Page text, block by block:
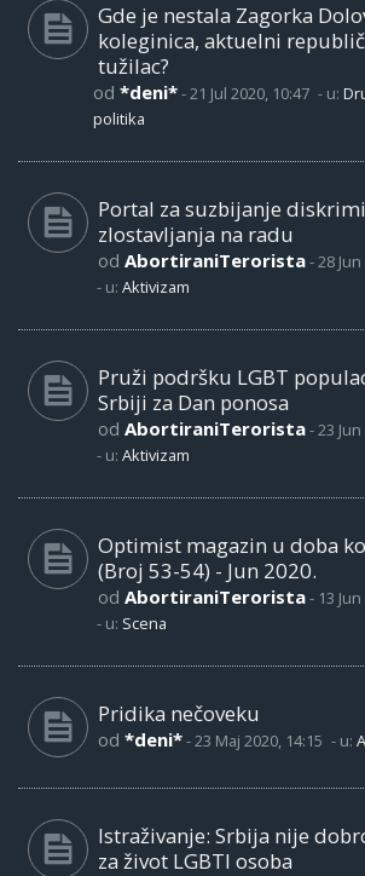
Gde je nestala Zagorka
koleginica, aktuelni
tužilac?
od *deni*-21 Jul 2020, 10:47 - u:
politika
Portal za suzbijanje
zlostavljanja na radu
od AbortiraniTerorista-28
- u: Aktivizam
Pruži podršku LGBT
Srbiji za Dan ponosa
od AbortiraniTerorista-23
- u: Aktivizam
Optimist magazin u doba
(Broj 53-54) - Jun 2020.
od AbortiraniTerorista- 13
- u: Scena
Pridika nečoveku
od *deni*-23 Maj 2020, 14:15 - u:
Istraživanje: Srbija nije
za život LGBTI osoba